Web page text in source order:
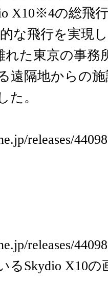
X10※4の総飛
な飛行を実現
れた東京の事務
遠隔地からの
た。
releases/
releases/
るSkydio X10の